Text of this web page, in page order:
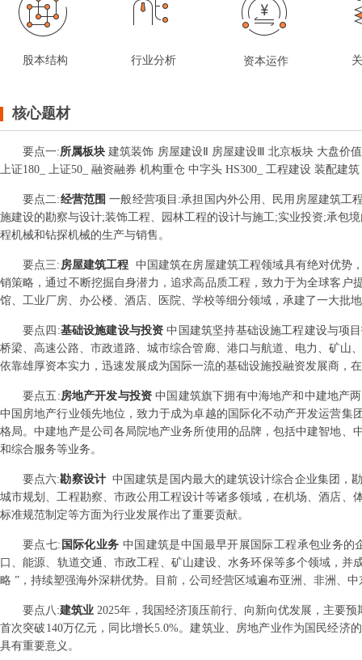
股本结构 行业分析 资本运作
核心题材
要点一:所属板块建筑装饰 房屋建设Ⅱ 房屋建设Ⅲ 北京板块 大盘价
上证180_ 上证50_ 融资融券 机构重仓 中字头 HS300_ 工程建设 装配建
要点二:经营范围一般经营项目:承担国内外公用、民用房屋建筑工
施建设的勘察与设计;装饰工程、园林工程的设计与施工;实业投资;承包
程机械和钻探机械的生产与销售。
要点三: 房屋建筑工程 中国建筑在房屋建筑工程领域具有绝对优势
销策略，通过不断挖掘自身潜力，追求高品质工程，致力于为全球客
馆、工业厂房、办公楼、酒店、医院、学校等细分领域，承建了一大批
要点 四 :基础设施建设与投资中国建筑坚持基础设施工程建设与项
桥梁、高速公路、市政道路、城市综合管廊、港口与航道、电力、矿山
依靠雄厚资本实力，迅速发展成为国际一流的基础设施投融资发展商，
要点五 :房地产开发与投资中国建筑旗下拥有中海地产和中建地产
中国房地产行业领先地位，致力于成为卓越的国际化不动产开发运营
格局。中建地产是公司各局院地产业务所使用的品牌，包括中建智地
和综合服务等业务。
要点六:勘察设计中国建筑是国内最大的建筑设计综合企业集团，
城市规划、工程勘察、市政公用工程设计等诸多领域，在机场、酒店
标准规范制定等方面为行业发展作出了重要贡献。
要点七: 国际化业务 中国建筑是中国最早开展国际工程承包业务
口、能源、轨道交通、市政工程、矿山建设、水务环保等多个领域，
略 ”，持续塑强海外深耕优势。目前，公司经营区域遍布亚洲、非洲、
要点 八 :建筑业 2025年，我国经济顶压前行、向新向优发展，主要
首次突破140万亿元，同比增长5.0%。建筑业、房地产业作为国民经
具有重要意义。